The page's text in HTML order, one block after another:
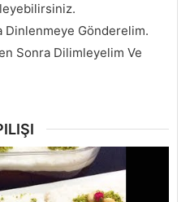
Dinlenmeye Gönderelim.
Sonra Dilimleyelim Ve